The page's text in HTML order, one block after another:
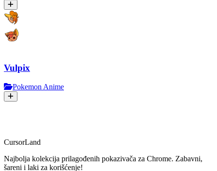
Vulpix
Pokemon Anime
CursorLand
Najbolja kolekcija prilagođenih pokazivača za Chrome. Zabavni,
šareni i laki za korišćenje!